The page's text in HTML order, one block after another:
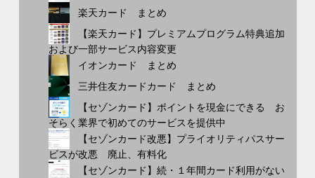
楽天カード まとめ
【楽天カード】プレミアムプログラム特典追加
および一部サービス内容変更
イオンカード まとめ
三井住友カードカード まとめ
【セゾンカード】ポイントを現金にできる お
そらく業界で初めてのサービスを提供中
【セゾンカード改悪】プライオリティパスサー
ビスが改悪 廃止、有料化
【セゾンカード】続・１年間カード利用がない